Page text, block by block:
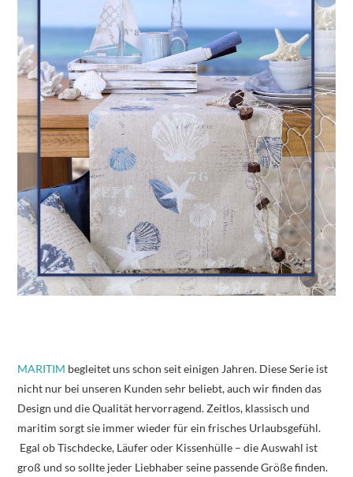
MARITIM begleitet uns schon seit einigen Jahren. Diese Serie ist
nicht nur bei unseren Kunden sehr beliebt, auch wir finden das
Design und die Qualität hervorragend. Zeitlos, klassisch und
maritim sorgt sie immer wieder für ein frisches Urlaubsgefühl.
Egal ob Tischdecke, Läufer oder Kissenhülle – die Auswahl ist
groß und so sollte jeder Liebhaber seine passende Größe finden.